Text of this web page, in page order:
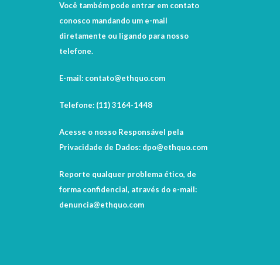
Você também pode entrar em contato
conosco mandando um e-mail
diretamente ou ligando para nosso
telefone.
E-mail: contato@ethquo.com
Telefone: (11) 3164-1448
Acesse o nosso Responsável pela
Privacidade de Dados: dpo@ethquo.com
Reporte qualquer problema ético, de
forma confidencial, através do e-mail:
denuncia@ethquo.com